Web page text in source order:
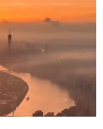
西藏